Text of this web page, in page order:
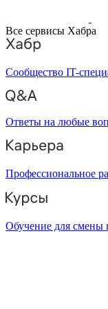
Все сервисы Хабра
Сообщество IT-
Ответы на любые
Профессиональное
Обучение для смены